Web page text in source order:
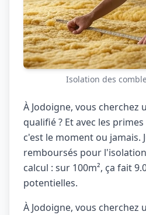
Isolation des
À Jodoigne, vous cherchez
qualifié ? Et avec les
c'est le moment ou jamais.
remboursés pour
calcul : sur 100m², ça fait
potentielles.
À Jodoigne, vous cherchez